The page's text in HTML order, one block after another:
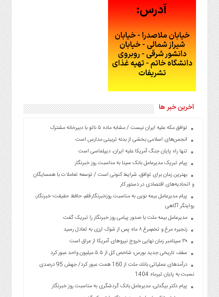
آخرین خبر ها
توافق مکه علیه ایران نیست / مشابه ماده ۵ ناتو با دبیرخانه مشترک
انجمن‌های اسلامی بخشی از بدنه تربیتی مدارس است
تنها راه پایان جنگ آمریکا علیه ایران، دیپلماسی است
پیام تبریک مدیرعامل بانک سینا به مناسبت روز خبرنگار
بهترین زمان برای توافق، شرایط کنونی است / توسعه تعاملات با همسایگان
و اتحادیه‌های اقتصادی در دستور کار
پیام مدیرعامل بیمه نوین به مناسبت روزخبرنگار:قلم، حافظ حقیقت؛ خبرنگار،
روایتگر آگاهی
مدیرعامل بیمه ملت با صدور پیامی روز خبرنگار را تبریک گفت
زنجیره مرغ و تخم‌مرغ ۸ ماه پس از شوک ارزی به تعادل رسید
۳۰ سپتامبر زمان نهایی خروج نیروهای آمریکا از عراق است
سقف تاریخی جدید بورس؛ شاخص کل از ۵.۵ میلیون واحد عبور کرد
درآمدهای عملیاتی بانك ملت از 160 همت عبور كرد/ جهش 95 درصدی
نسبت به پایان تیرماه 1404
پیام دکتر بیگدلی، مدیرعامل بانک گردشگری به مناسبت روز خبرنگار